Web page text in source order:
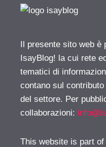
Il presente sito web è
IsayBlog! la cui rete
tematici di
contano sul
del settore. Per
collaborazioni:
This website is part